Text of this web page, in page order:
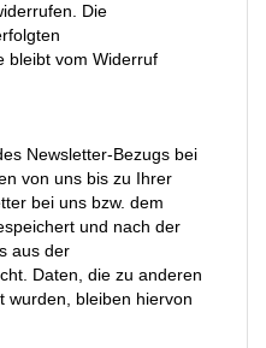
Die
bleibt vom Widerruf
Newsletter-Bezugs bei
von uns bis zu Ihrer
bei uns bzw. dem
und nach der
aus der
Daten, die zu anderen
wurden, bleiben hiervon